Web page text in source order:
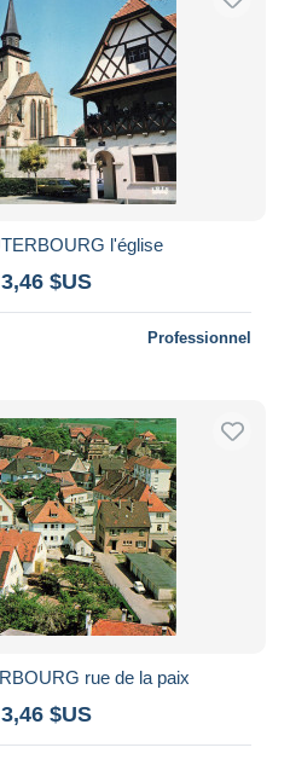
l'église
$US
Professionnel
rue de la paix
$US